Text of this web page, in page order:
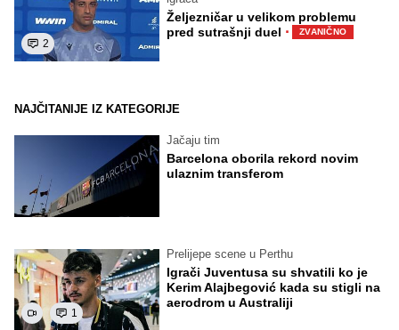
2
Željezničar u velikom problemu
pred sutrašnji duel · ZVANIČNO
NAJČITANIJE IZ KATEGORIJE
Jačaju tim
Barcelona oborila rekord novim
ulaznim transferom
1
Prelijepe scene u Perthu
Igrači Juventusa su shvatili ko je
Kerim Alajbegović kada su stigli na
aerodrom u Australiji